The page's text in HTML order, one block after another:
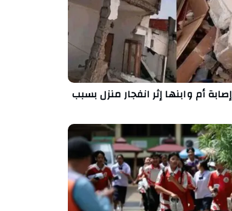
أم وابنها إثر انفجار منزل بسبب